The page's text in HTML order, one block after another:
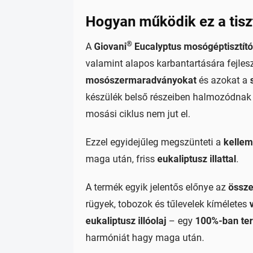
Hogyan működik ez a
AGiovani® Eucalyptus mosógéptisztító
valamint alapos karbantartására
mosószermaradványokat és azokat a
készülék belső részeiben
mosási ciklus nem jut el.
Ezzel egyidejűleg megszünteti a
maga után, frisseukaliptusz illattal .
A termék egyik jelentős előnye az
rügyek, tobozok és tűlevelek kíméletes
eukaliptusz illóolaj – egy 100%-ban
harmóniát hagy maga után.